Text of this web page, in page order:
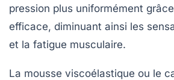
pression plus uniformément
efficace, diminuant ainsi les
et la fatigue musculaire.
La mousse viscoélastique ou le